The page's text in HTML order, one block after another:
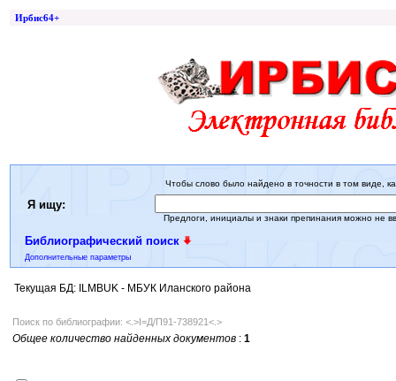
Ирбис64+
Я ищу:
Чтобы слово было найдено в точности в том виде,
Предлоги, инициалы и знаки препинания можно не
Библиографический поиск
Дополнительные параметры
Текущая БД: ILMBUK - МБУК Иланского района
Поиск по библиографии: <.>I=Д/П91-738921<.>
Общее количество найденных документов : 1